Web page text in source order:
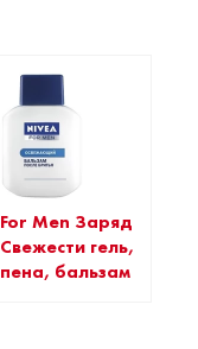
For Men Заряд
Свежести гель,
пена, бальзам